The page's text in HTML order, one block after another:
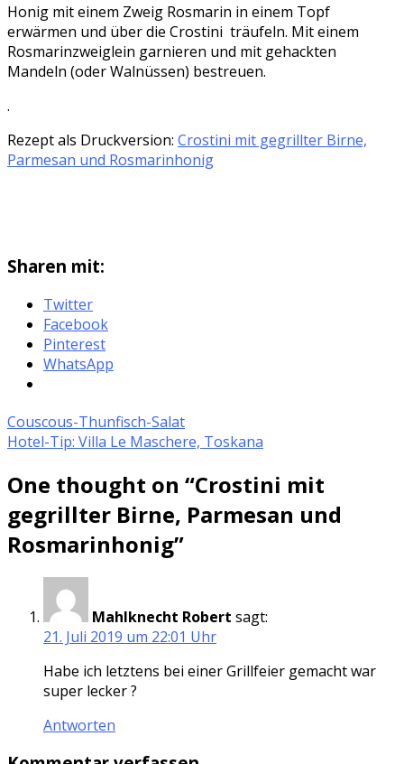
Honig mit einem Zweig Rosmarin in einem Topf
erwärmen und über die Crostini träufeln. Mit einem
Rosmarinzweiglein garnieren und mit gehackten
Mandeln (oder Walnüssen) bestreuen.
.
Rezept als Druckversion: Crostini mit gegrillter Birne,
Parmesan und Rosmarinhonig
Sharen mit:
Twitter
Facebook
Pinterest
WhatsApp
Couscous-Thunfisch-Salat
Hotel-Tip: Villa Le Maschere, Toskana
One thought on “Crostini mit
gegrillter Birne, Parmesan und
Rosmarinhonig”
Mahlknecht Robert sagt:
21. Juli 2019 um 22:01 Uhr
Habe ich letztens bei einer Grillfeier gemacht war
super lecker ?
Antworten